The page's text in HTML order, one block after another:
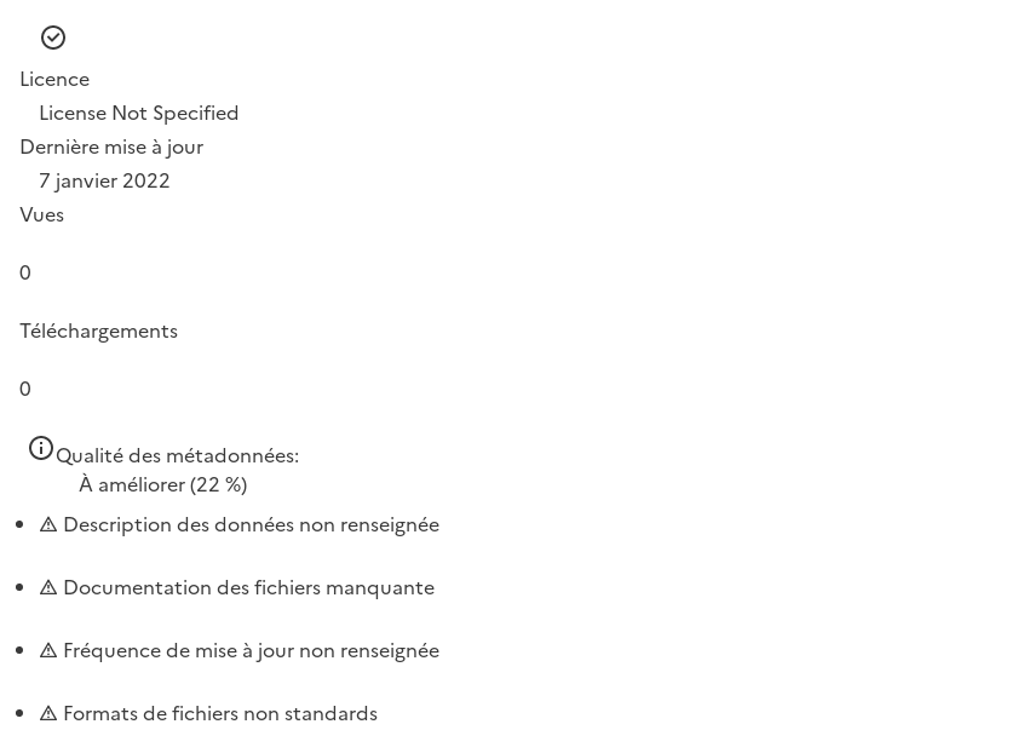
Licence
License Not Specified
Dernière mise à jour
7 janvier 2022
Vues
0
Téléchargements
0
Qualité des métadonnées:
À améliorer(22 %)
Description des données non renseignée
Documentation des fichiers manquante
Fréquence de mise à jour non renseignée
Formats de fichiers non standards